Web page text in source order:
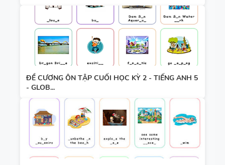
ĐỀ CƯƠNG ÔN TẬP CUỐI HỌC KỲ 2 - TIẾNG ANH 5
- GLOB...